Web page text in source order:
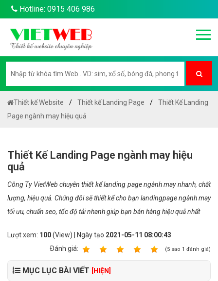
Hotline: 0915 406 986
Thiết kế Website Thiết kế Landing Page
Thiết Kế Landing
Page ngành may hiệu quả
Thiết Kế Landing Page ngành may hiệu
quả
Công Ty VietWeb chuyên thiết kế landing page ngành may nhanh, chất
lượng, hiệu quả. Chúng đôi sẽ thiết kế cho bạn landingpage ngành may
tối ưu, chuẩn seo, tốc độ tải nhanh giúp bạn bán hàng hiệu quả nhất
Lượt xem: 100(View) | Ngày tạo 2021-05-11 08:00:43
Ðánh giá:
(5 sao 1 đánh giá)
MỤC LỤC BÀI VIẾT [HIỆN]